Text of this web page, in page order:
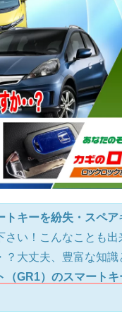
トキーを紛失・スペア
さい！こんなことも
大丈夫、豊富な知
（GR1）のスマート